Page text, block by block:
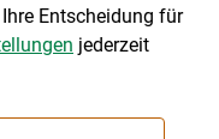
Entscheidung für
jederzeit